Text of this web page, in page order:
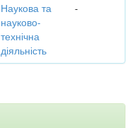
Наукова та
науково-
технічна
діяльність
-